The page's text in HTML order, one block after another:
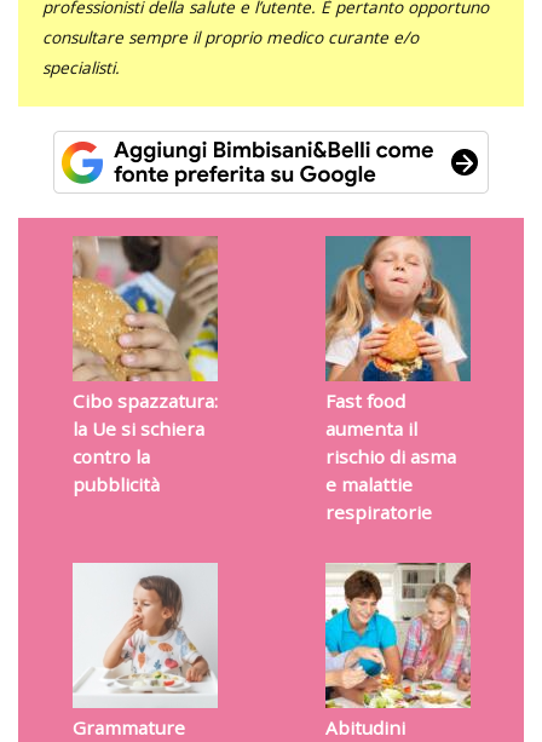
professionisti della salute e l’utente. È pertanto opportuno
consultare sempre il proprio medico curante e/o
specialisti.
Cibo spazzatura:
la Ue si schiera
contro la
pubblicità
Fast food
aumenta il
rischio di asma
e malattie
respiratorie
Grammature
Abitudini